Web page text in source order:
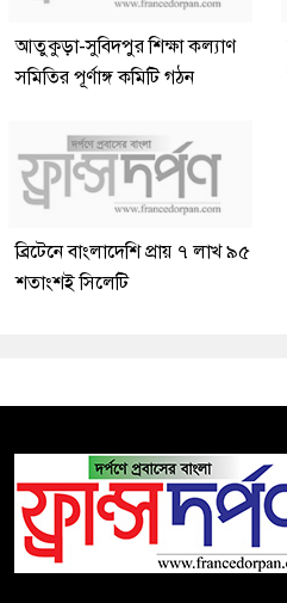
আতুকুড়া-সুবিদপুর শিক্ষা কল্যাণ
সমিতির পূর্ণাঙ্গ কমিটি গঠন
ব্রিটেনে বাংলাদেশি প্রায় ৭ লাখ ৯৫
শতাংশই সিলেটি